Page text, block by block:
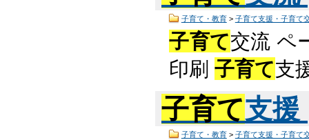
子育て・教育> 子育て支援・子育て
子育て交流 ペ
印刷子育て支
子育て支援
子育て・教育> 子育て支援・子育て